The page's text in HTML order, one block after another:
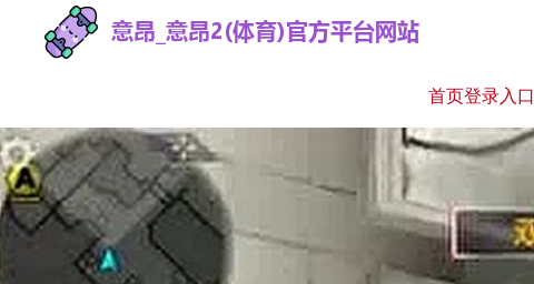
首页登录入口